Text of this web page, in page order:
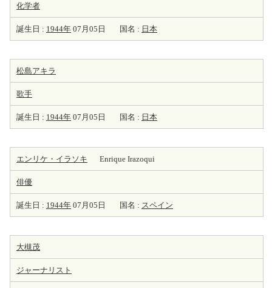
化学者
誕生日 : 1944年 07月05日 国名 : 日本
松島アキラ
歌手
誕生日 : 1944年 07月05日 国名 : 日本
エンリケ・イラソキ Enrique Irazoqui
俳優
誕生日 : 1944年 07月05日 国名 : スペイン
大槻茂
ジャーナリスト